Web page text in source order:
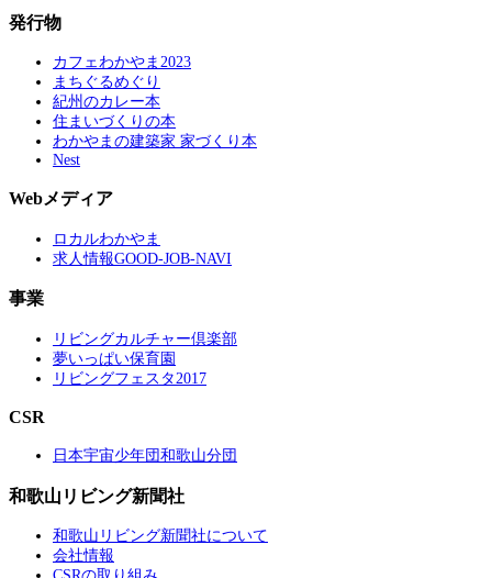
発行物
カフェわかやま2023
まちぐるめぐり
紀州のカレー本
住まいづくりの本
わかやまの建築家 家づくり本
Nest
Webメディア
ロカルわかやま
求人情報GOOD-JOB-NAVI
事業
リビングカルチャー倶楽部
夢いっぱい保育園
リビングフェスタ2017
CSR
日本宇宙少年団和歌山分団
和歌山リビング新聞社
和歌山リビング新聞社について
会社情報